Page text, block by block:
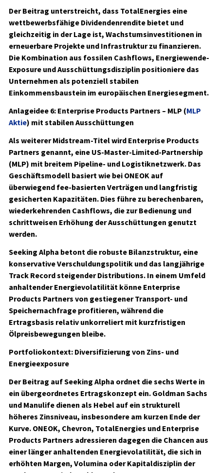
Der Beitrag unterstreicht, dass TotalEnergies eine
wettbewerbsfähige Dividendenrendite bietet und
gleichzeitig in der Lage ist, Wachstumsinvestitionen in
erneuerbare Projekte und Infrastruktur zu finanzieren.
Die Kombination aus fossilen Cashflows, Energiewende-
Exposure und Ausschüttungsdisziplin positioniere das
Unternehmen als potenziell stabilen
Einkommensbaustein im europäischen Energiesegment.
Anlageidee 6: Enterprise Products Partners – MLP (MLP
Aktie) mit stabilen Ausschüttungen
Als weiterer Midstream-Titel wird Enterprise Products
Partners genannt, eine US-Master-Limited-Partnership
(MLP) mit breitem Pipeline- und Logistiknetzwerk. Das
Geschäftsmodell basiert wie bei ONEOK auf
überwiegend fee-basierten Verträgen und langfristig
gesicherten Kapazitäten. Dies führe zu berechenbaren,
wiederkehrenden Cashflows, die zur Bedienung und
schrittweisen Erhöhung der Ausschüttungen genutzt
werden.
Seeking Alpha betont die robuste Bilanzstruktur, eine
konservative Verschuldungspolitik und das langjährige
Track Record steigender Distributions. In einem Umfeld
anhaltender Energievolatilität könne Enterprise
Products Partners von gestiegener Transport- und
Speichernachfrage profitieren, während die
Ertragsbasis relativ unkorreliert mit kurzfristigen
Ölpreisbewegungen bleibe.
Portfoliokontext: Diversifizierung von Zins- und
Energieexposure
Der Beitrag auf Seeking Alpha ordnet die sechs Werte in
ein übergeordnetes Ertragskonzept ein. Goldman Sachs
und Manulife dienen als Hebel auf ein strukturell
höheres Zinsniveau, insbesondere am kurzen Ende der
Kurve. ONEOK, Chevron, TotalEnergies und Enterprise
Products Partners adressieren dagegen die Chancen aus
einer länger anhaltenden Energievolatilität, die sich in
erhöhten Margen, Volumina oder Kapitaldisziplin der